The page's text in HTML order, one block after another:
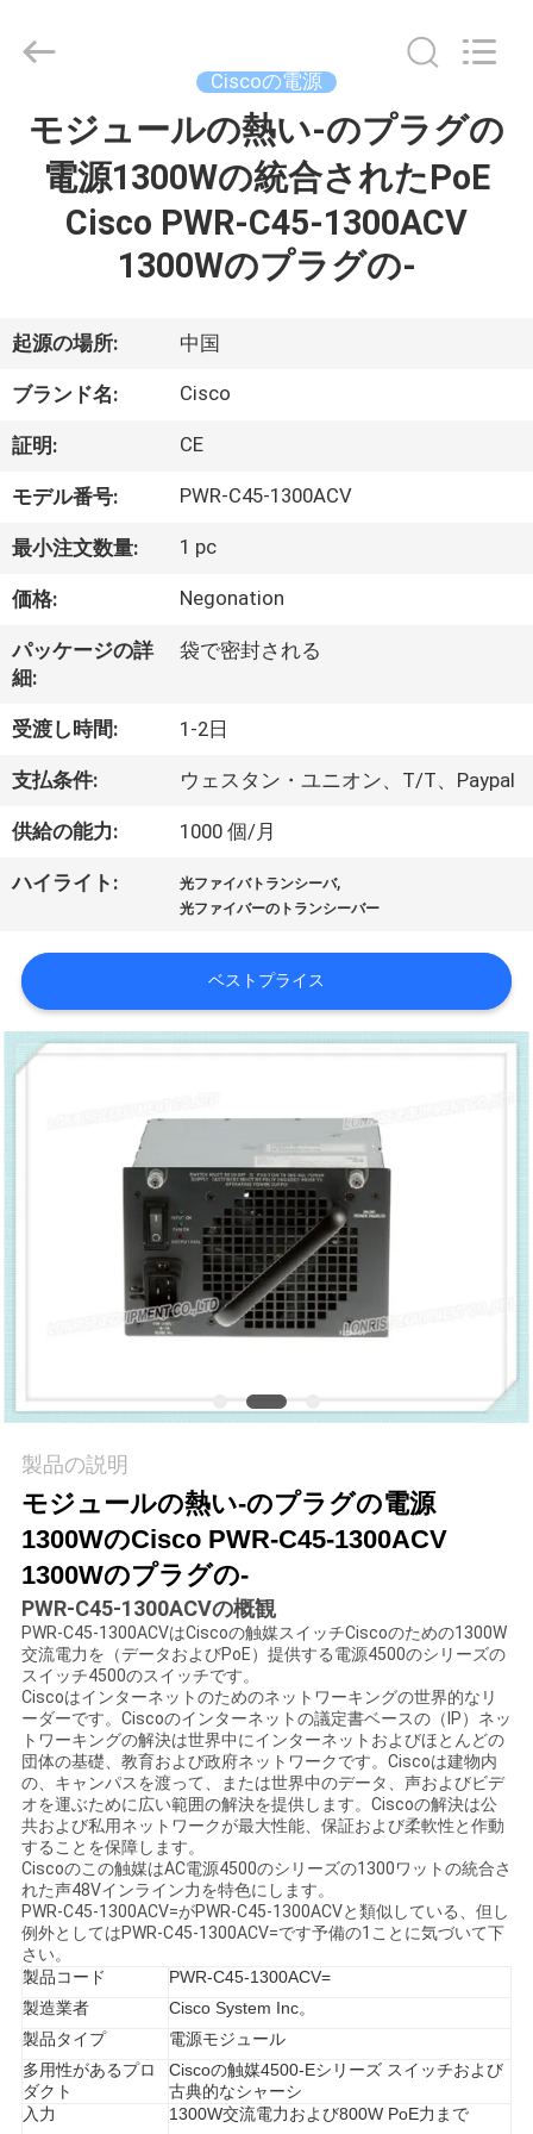
家
ビ
デ
オ
わ
た
し
た
ち
つ
い
て
工
場
管
理
連
絡
く
だ
さ
い
ニ
ュ
ー
ス
事
Equipment
Ciscoの電源
モジュールの熱い‑のプラグの
電源1300Wの統合されたPoE
Cisco PWR-C45-1300ACV
1300Wのプラグの‑
起源の場所: 中国
ブランド名: Cisco
証明: CE
モデル番号: PWR-C45-1300ACV
最小注文数量: 1 pc
価格: Negonation
パッケージの詳
細:
袋で密封される
受渡し時間: 1-2日
支払条件: ウェスタン・ユニオン、T/T、Paypal
供給の能力: 1000 個/月
ハイライト: 光ファイバトランシーバ,
光ファイバーのトランシーバー
ベストプライス
製品の説明
モジュールの熱い‑のプラグの電源
1300WのCisco PWR-C45-1300ACV
1300Wのプラグの‑
PWR-C45-1300ACVの概観
PWR-C45-1300ACVはCiscoの触媒スイッチCiscoのための1300W
交流電力を（データおよびPoE）提供する電源4500のシリーズの
スイッチ4500のスイッチです。
Ciscoはインターネットのためのネットワーキングの世界的なリ
ーダーです。Ciscoのインターネットの議定書ベースの（IP）ネッ
トワーキングの解決は世界中にインターネットおよびほとんどの
団体の基礎、教育および政府ネットワークです。Ciscoは建物内
の、キャンパスを渡って、または世界中のデータ、声およびビデ
オを運ぶために広い範囲の解決を提供します。Ciscoの解決は公
共および私用ネットワークが最大性能、保証および柔軟性と作動
することを保障します。
Ciscoのこの触媒はAC電源4500のシリーズの1300ワットの統合さ
れた声48Vインライン力を特色にします。
PWR-C45-1300ACV=がPWR-C45-1300ACVと類似している、但し
例外としてはPWR-C45-1300ACV=です予備の1ことに気づいて下
さい。
製品コード
PWR-C45-1300ACV=
製造業者
Cisco System Inc。
製品タイプ
電源モジュール
多用性があるプロ
ダクト
Ciscoの触媒4500-Eシリーズ スイッチおよび
古典的なシャーシ
入力
1300W交流電力および800W PoE力まで